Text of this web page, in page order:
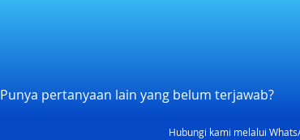
Punya pertanyaan lain yang belum terjawab?
Hubungi kami melalui